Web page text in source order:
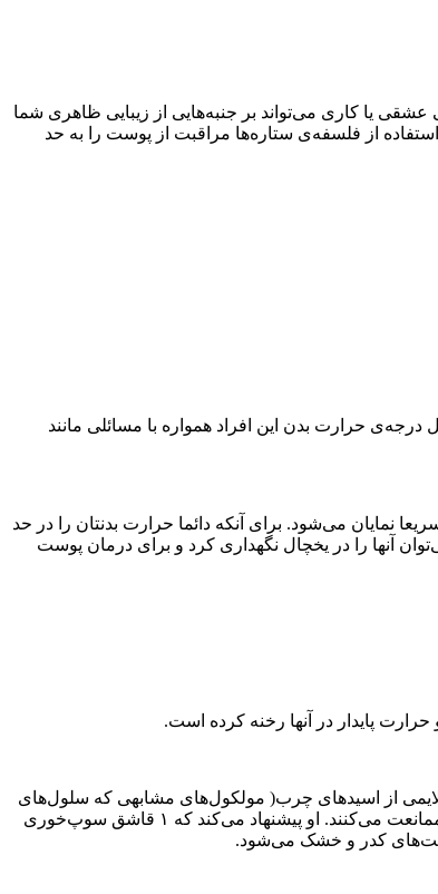
عشقی یا کاری می‌تواند بر جنبه‌هایی از زیبایی ظاهری شما
از فلسفه‌ی ستاره‌ها مراقبت از پوست را به حد
حرارت بدن این افراد همواره با مسائلی مانند
نمایان می‌شود. برای آنکه دائما حرارت بدنتان را در حد
آنها را در یخچال نگهداری کرد و برای درمان پوست
پایدار در آنها رخنه کرده است.
از اسیدهای چرب( مولکول‌های مشابهی که سلول‌های
غشای پوست را می‌سازند)می‌شود، بنابراین نه تنها از خواص آب‌رسانی به پوست برخوردارند بلکه به طور طبیعی از هجوم رادیکال‌های آزاد به پوست ممانعت می‌کنند. او پیشنهاد می‌کند که ۱ قاشق سوپ‌خوری
کدر و خشک می‌شود.